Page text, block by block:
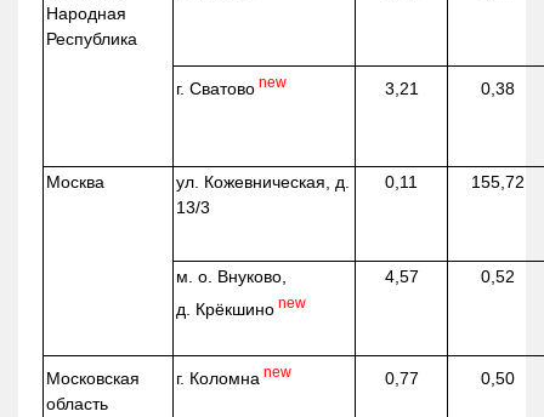
Народная
Республика
г. Сватово new 3,21 0,38
Москва ул. Кожевническая, д.
13/3
0,11 155,72
м. о. Внуково,
д. Крёкшино new
4,57 0,52
Московская
область
г. Коломна new 0,77 0,50